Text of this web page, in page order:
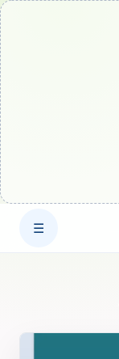
☰